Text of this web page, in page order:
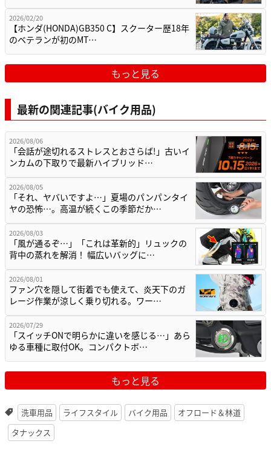
2026/02/20
【ホンダ(HONDA)GB350 C】スクーター歴18年
のベテランが初のMT…
もっと見る
最新の関連記事(バイク用品)
2026/08/06
「会話が途切れるストレスとおさらば!」古いイ
ンカムの下取りで最新ハイブリッド…
2026/08/05
「それ、ヤバいですよ…」夏場のパンパンタイ
ヤの恐怖…。高温が続くこの季節だか…
2026/08/03
「風が通るぞ…」「これは革新的」リュックの
背中の蒸れを解消！ 幅広いバッグに…
2026/08/01
ファン穴を隠して街着でも使えて、炎天下のガ
レージ作業が涼しく乗り切れる。ワー…
2026/07/29
「スイッチONで明らかに違いを感じる…」あら
ゆる車種に取付OK。コンパクトボ…
もっと見る
洗車用品 ライフスタイル バイク用品
オフロード＆林道
タナックス